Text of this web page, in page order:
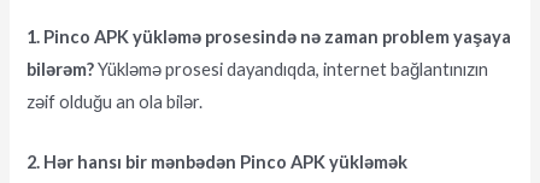
1. Pinco APK yükləmə prosesində nə zaman problem yaşaya
bilərəm?Yükləmə prosesi dayandıqda, internet bağlantınızın
zəif olduğu an ola bilər.
2. Hər hansı bir mənbədən Pinco APK yükləmək